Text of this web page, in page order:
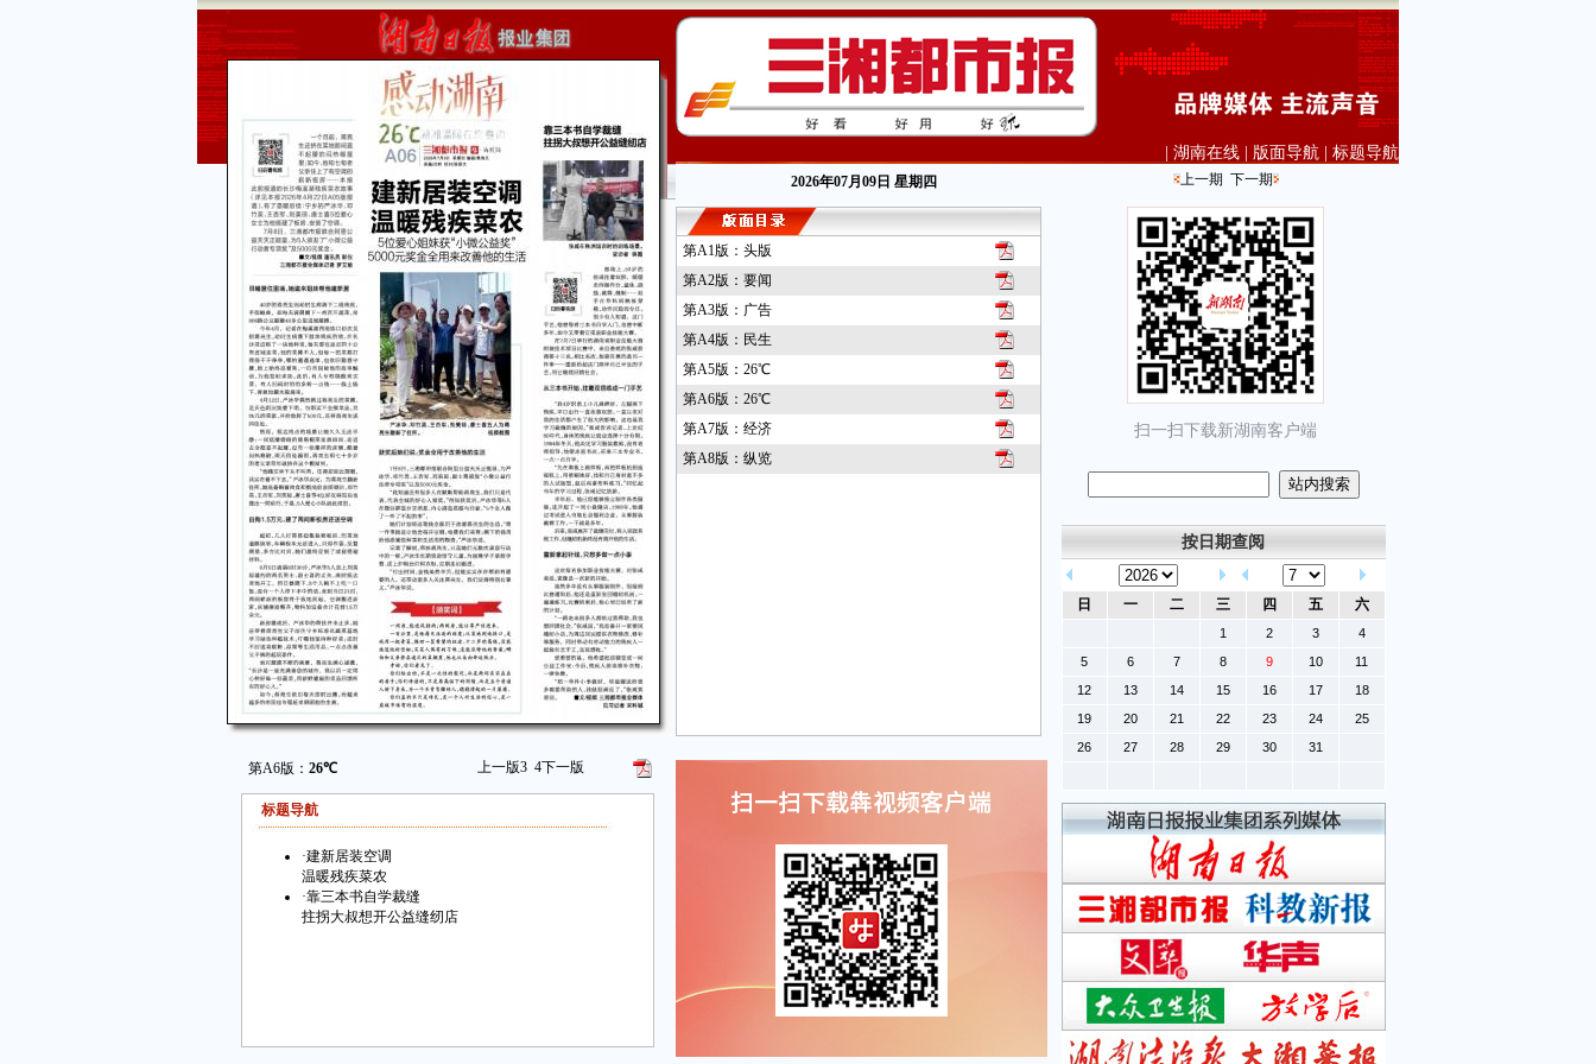
第A6版： 26℃ 上一版3 4下一版
标题导航
·建新居装空调
温暖残疾菜农
·靠三本书自学裁缝
拄拐大叔想开公益缝纫店
湖南在线| 版面导航| 标题导航
2026年07月09日 星期四 上一期 下一期
第A1版：头版
第A2版：要闻
第A3版：广告
第A4版：民生
第A5版：26℃
第A6版：26℃
第A7版：经济
第A8版：纵览
扫一扫下载新湖南客户端
按日期查阅
日 一 二 三 四 五 六
1 2 3
4
5
6 7 8 9 10
11
12
13 14 15 16 17
18
19
20 21 22 23 24
25
26
27 28 29 30 31